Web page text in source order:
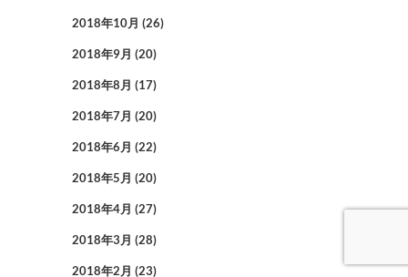
2018年10月 (26)
2018年9月 (20)
2018年8月 (17)
2018年7月 (20)
2018年6月 (22)
2018年5月 (20)
2018年4月 (27)
2018年3月 (28)
2018年2月 (23)